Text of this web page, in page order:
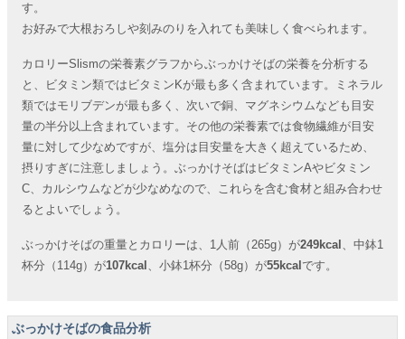
す。
お好みで大根おろしや刻みのりを入れても美味しく食べられます。
カロリーSlismの栄養素グラフからぶっかけそばの栄養を分析する
と、ビタミン類ではビタミンKが最も多く含まれています。ミネラル
類ではモリブデンが最も多く、次いで銅、マグネシウムなども目安
量の半分以上含まれています。その他の栄養素では食物繊維が目安
量に対して少なめですが、塩分は目安量を大きく超えているため、
摂りすぎに注意しましょう。ぶっかけそばはビタミンAやビタミン
C、カルシウムなどが少なめなので、これらを含む食材と組み合わせ
るとよいでしょう。
ぶっかけそばの重量とカロリーは、1人前（265g）が249kcal 、中鉢1
杯分（114g）が107kcal 、小鉢1杯分（58g）が55kcal です。
ぶっかけそばの食品分析